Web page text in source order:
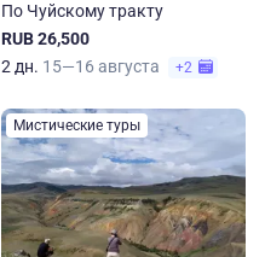
По Чуйскому тракту
RUB 26,500
2 дн. 15—16 августа +2
Мистические туры